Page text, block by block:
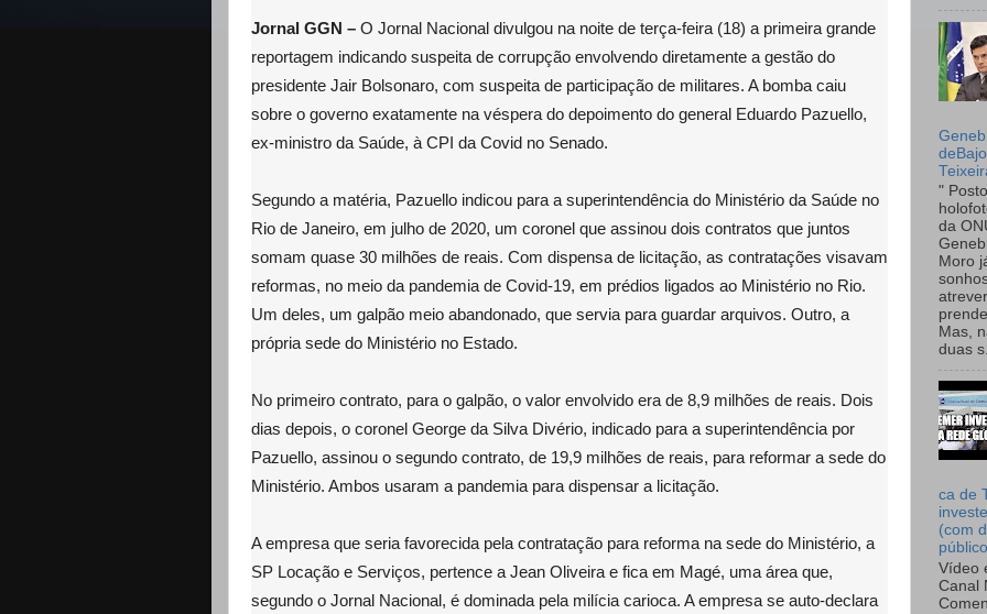
Jornal GGN – O Jornal Nacional divulgou na noite de terça-feira (18) a primeira grande
reportagem indicando suspeita de corrupção envolvendo diretamente a gestão do
presidente Jair Bolsonaro, com suspeita de participação de militares. A bomba caiu
sobre o governo exatamente na véspera do depoimento do general Eduardo Pazuello,
ex-ministro da Saúde, à CPI da Covid no Senado.
Segundo a matéria, Pazuello indicou para a superintendência do Ministério da Saúde no
Rio de Janeiro, em julho de 2020, um coronel que assinou dois contratos que juntos
somam quase 30 milhões de reais. Com dispensa de licitação, as contratações visavam
reformas, no meio da pandemia de Covid-19, em prédios ligados ao Ministério no Rio.
Um deles, um galpão meio abandonado, que servia para guardar arquivos. Outro, a
própria sede do Ministério no Estado.
No primeiro contrato, para o galpão, o valor envolvido era de 8,9 milhões de reais. Dois
dias depois, o coronel George da Silva Divério, indicado para a superintendência por
Pazuello, assinou o segundo contrato, de 19,9 milhões de reais, para reformar a sede do
Ministério. Ambos usaram a pandemia para dispensar a licitação.
A empresa que seria favorecida pela contratação para reforma na sede do Ministério, a
SP Locação e Serviços, pertence a Jean Oliveira e fica em Magé, uma área que,
segundo o Jornal Nacional, é dominada pela milícia carioca. A empresa se auto-declara
"
da
Moro
Mas,
duas
ca de
(com
Vídeo
Canal